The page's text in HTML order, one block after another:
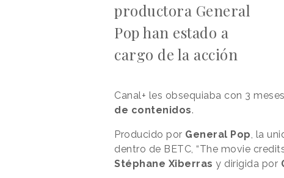
productora General
Pop han estado a
cargo de la acción
Canal+ les obsequiaba con 3
de contenidos.
Producido por General Pop, la
dentro de BETC, “The movie
Stéphane Xiberras y dirigida por